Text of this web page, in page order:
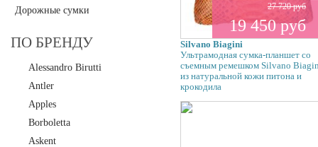
Дорожные сумки
ПО БРЕНДУ
Alessandro Birutti
Antler
Apples
Borboletta
Askent
27 720 руб
19 450 руб
Silvano Biagini
Ультрамодная сумка-планшет со
съемным ремешком Silvano
из натуральной кожи питона и
крокодила